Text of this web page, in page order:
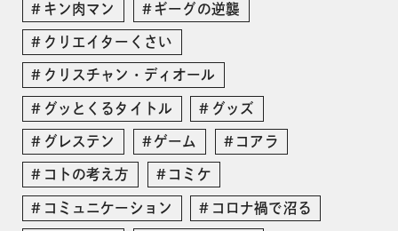
キン肉マン ギーグの逆襲
クリエイターくさい
クリスチャン・ディオール
グッとくるタイトル グッズ
グレステン ゲーム コアラ
コトの考え方 コミケ
コミュニケーション コロナ禍で沼る